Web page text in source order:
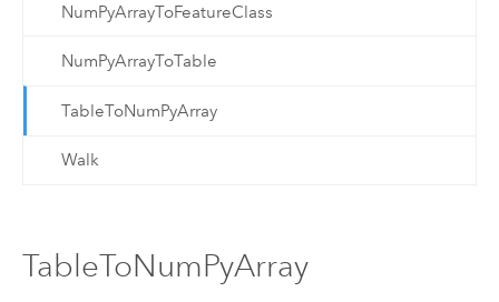
NumPyArrayToFeatureClass
NumPyArrayToTable
TableToNumPyArray
Walk
TableToNumPyArray